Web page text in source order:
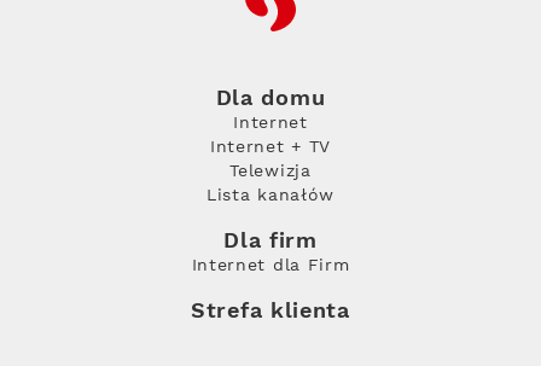
Dla domu
Internet
Internet + TV
Telewizja
Lista kanałów
Dla firm
Internet dla Firm
Strefa klienta